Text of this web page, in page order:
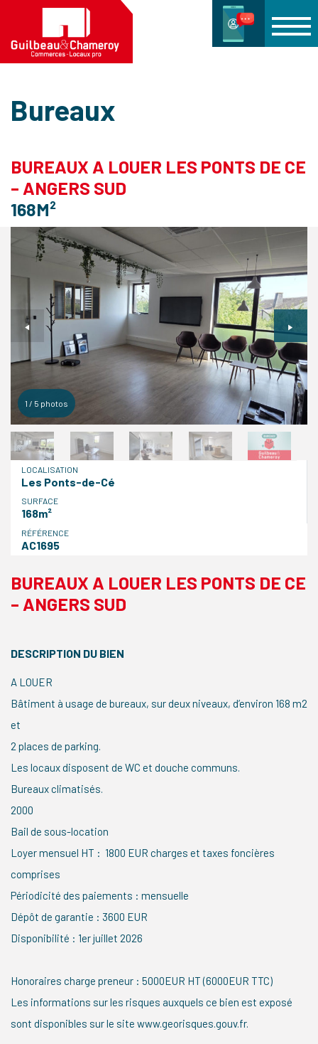
Bureaux
BUREAUX A LOUER LES PONTS DE CE
– ANGERS SUD
168M²
1 / 5 photos
LOCALISATION
Les Ponts-de-Cé
SURFACE
168m²
RÉFÉRENCE
AC1695
BUREAUX A LOUER LES PONTS DE CE
– ANGERS SUD
DESCRIPTION DU BIEN
A LOUER
Bâtiment à usage de bureaux, sur deux niveaux, d’environ 168 m2
et
2 places de parking.
Les locaux disposent de WC et douche communs.
Bureaux climatisés.
2000
Bail de sous-location
Loyer mensuel HT : 1800 EUR charges et taxes foncières
comprises
Périodicité des paiements : mensuelle
Dépôt de garantie : 3600 EUR
Disponibilité : 1er juillet 2026
Honoraires charge preneur : 5000EUR HT (6000EUR TTC)
Les informations sur les risques auxquels ce bien est exposé
sont disponibles sur le site www.georisques.gouv.fr.